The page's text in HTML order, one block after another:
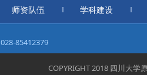
师资队伍 学科建设
028-85412379
COPYRIGHT 2018 四川大学